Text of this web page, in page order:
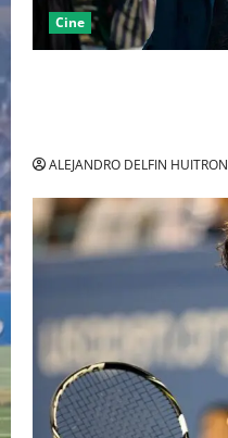
Cine
ALEJANDRO DELFIN HUITRON